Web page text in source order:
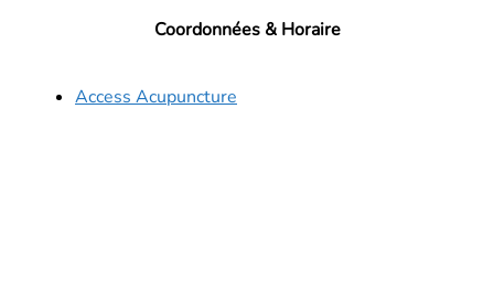
Coordonnées & Horaire
Access Acupuncture